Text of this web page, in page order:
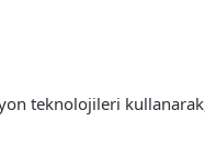
teknolojileri